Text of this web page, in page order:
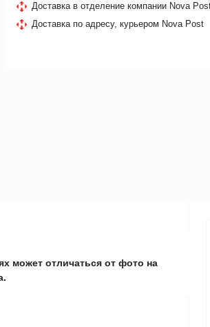
Доставка в отделение компании Nova
Доставка по адресу, курьером Nova Post
может отличаться от фото на